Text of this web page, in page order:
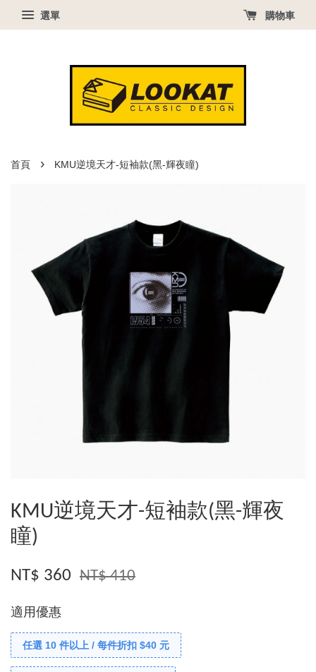
選單 購物車
首頁 › KMU逆境天才-短袖款(黑-輝夜瞳)
KMU逆境天才-短袖款(黑-輝夜
瞳)
NT$ 360 NT$ 410
適用優惠
任選 10 件以上 / 每件折扣 $40 元